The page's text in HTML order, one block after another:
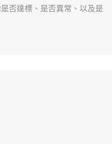
否達標、是否異常、以及是